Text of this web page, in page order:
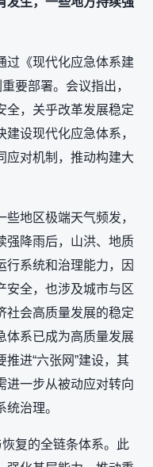
过《现代化应急体系建
要部署。会议指出，
全，关乎改革发展稳定
设现代化应急体系，
应对机制，推动构建大
地区极端天气频发，
强降雨后，山洪、地质
行系统和治理能力，因
安全，也涉及城市与区
社会高质量发展的稳定
体系已成为高质量发展
进“六张网”建设，其
进一步从被动应对转向
治理。
复的全链条体系。此